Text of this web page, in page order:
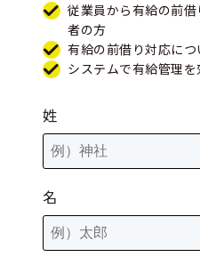
従業員から有給の前
者の方
有給の前借り対応に
システムで有給管理
姓
名